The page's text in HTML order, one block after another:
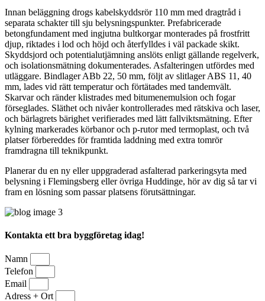
Innan beläggning drogs kabelskyddsrör 110 mm med dragtråd i
separata schakter till sju belysningspunkter. Prefabricerade
betongfundament med ingjutna bultkorgar monterades på frostfritt
djup, riktades i lod och höjd och återfylldes i väl packade skikt.
Skyddsjord och potentialutjämning anslöts enligt gällande regelverk,
och isolationsmätning dokumenterades. Asfalteringen utfördes med
utläggare. Bindlager ABb 22, 50 mm, följt av slitlager ABS 11, 40
mm, lades vid rätt temperatur och förtätades med tandemvält.
Skarvar och ränder klistrades med bitumenemulsion och fogar
förseglades. Släthet och nivåer kontrollerades med rätskiva och laser,
och bärlagrets bärighet verifierades med lätt fallviktsmätning. Efter
kylning markerades körbanor och p-rutor med termoplast, och två
platser förbereddes för framtida laddning med extra tomrör
framdragna till teknikpunkt.
Planerar du en ny eller uppgraderad asfalterad parkeringsyta med
belysning i Flemingsberg eller övriga Huddinge, hör av dig så tar vi
fram en lösning som passar platsens förutsättningar.
Kontakta ett bra byggföretag idag!
Namn
Telefon
Email
Adress + Ort